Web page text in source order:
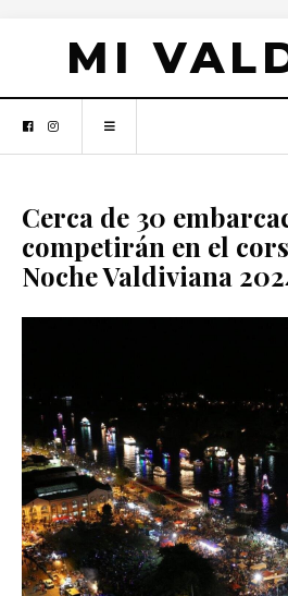
MI
Cerca de 30
competirán en el
Noche Valdiviana